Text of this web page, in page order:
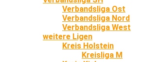
Verbandsliga Ost
Verbandsliga Nord
Verbandsliga West
weitere Ligen
Kreis Holstein
Kreisliga M